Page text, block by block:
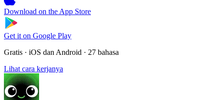
Download on the App Store
Get it on Google Play
Gratis · iOS dan Android · 27 bahasa
Lihat cara kerjanya